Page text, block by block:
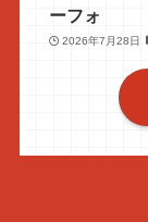
ーフォ
2026年7月28日